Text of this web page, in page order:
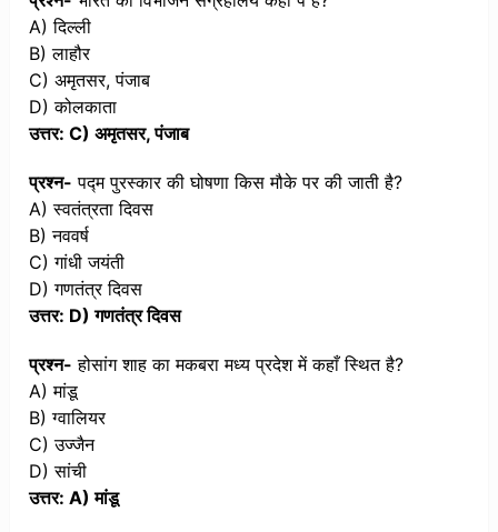
A) दिल्ली
B) लाहौर
C) अमृतसर, पंजाब
D) कोलकाता
उत्तर: C) अमृतसर, पंजाब
प्रश्न- पद्म पुरस्कार की घोषणा किस मौके पर की जाती है?
A) स्वतंत्रता दिवस
B) नववर्ष
C) गांधी जयंती
D) गणतंत्र दिवस
उत्तर: D) गणतंत्र दिवस
प्रश्न- होसांग शाह का मकबरा मध्य प्रदेश में कहाँ स्थित है?
A) मांडू
B) ग्वालियर
C) उज्जैन
D) सांची
उत्तर: A) मांडू